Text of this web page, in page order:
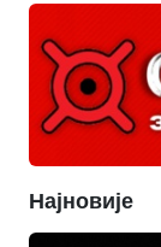
Најновије